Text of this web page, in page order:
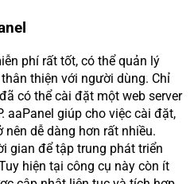
phí rất tốt, có thể quản lý
thiện với người dùng. Chỉ
có thể cài đặt một web server
aaPanel giúp cho việc cài đặt,
nên dễ dàng hơn rất nhiều.
gian để tập trung phát triển
hiện tại công cụ này còn ít